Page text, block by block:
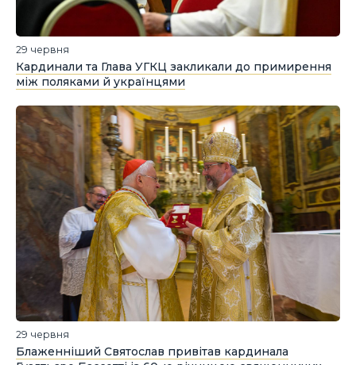
29 червня
Кардинали та Глава УГКЦ закликали до примирення
між поляками й українцями
29 червня
Блаженніший Святослав привітав кардинала